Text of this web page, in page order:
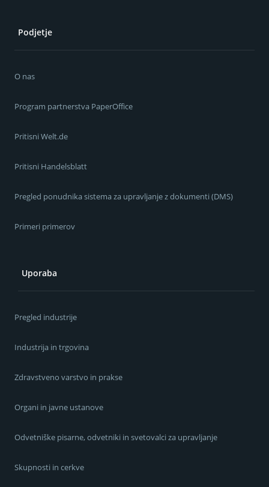
Podjetje
O nas
Program partnerstva PaperOffice
Pritisni Welt.de
Pritisni Handelsblatt
Pregled ponudnika sistema za upravljanje z dokumenti (DMS)
Primeri primerov
Uporaba
Pregled industrije
Industrija in trgovina
Zdravstveno varstvo in prakse
Organi in javne ustanove
Odvetniške pisarne, odvetniki in svetovalci za upravljanje
Skupnosti in cerkve